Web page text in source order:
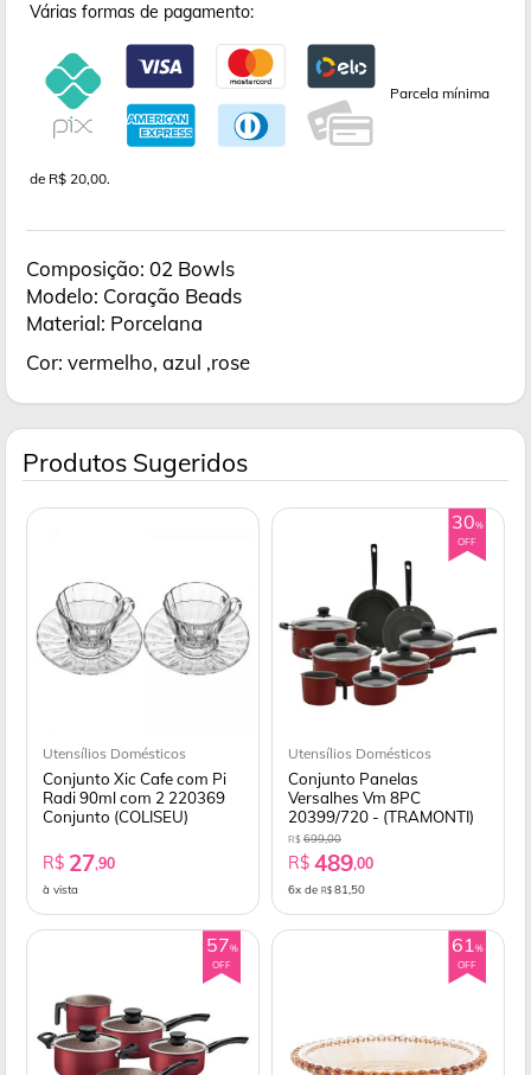
Várias formas de pagamento:
Parcela mínima
de R$ 20,00.
Composição: 02 Bowls
Modelo: Coração Beads
Material: Porcelana
Cor: vermelho, azul ,rose
Produtos Sugeridos
Utensílios Domésticos
Conjunto Xic Cafe com Pi
Radi 90ml com 2 220369
Conjunto (COLISEU)
R$ 27,90
à vista
30%
OFF
Utensílios Domésticos
Conjunto Panelas
Versalhes Vm 8PC
20399/720 - (TRAMONTI)
R$ 699,00
R$ 489,00
6x de R$ 81,50
57%
OFF
61 %
OFF